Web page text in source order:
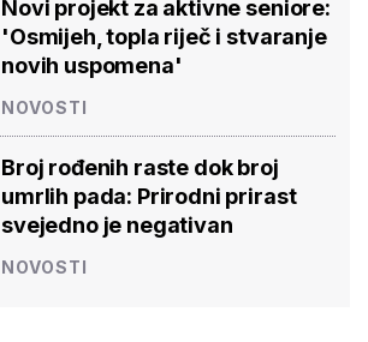
Novi projekt za aktivne seniore:
'Osmijeh, topla riječ i stvaranje
novih uspomena'
NOVOSTI
Broj rođenih raste dok broj
umrlih pada: Prirodni prirast
svejedno je negativan
NOVOSTI